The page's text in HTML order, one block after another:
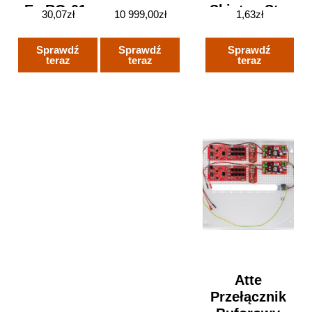
Ex RG-01-
30,07zł
Sprawdź
teraz
Skintop Str-
M12x1.5mm
Przewód
Dn1-5mm
53111100
1,63zł
Sprawdź
teraz
10 999,00zł
Sprawdź
teraz
Atte
Przełącznik